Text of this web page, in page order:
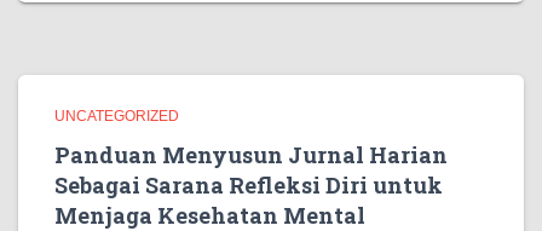
UNCATEGORIZED
Panduan Menyusun Jurnal Harian
Sebagai Sarana Refleksi Diri untuk
Menjaga Kesehatan Mental